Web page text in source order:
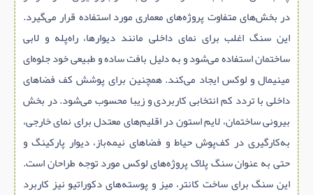
در بخش‌های متفاوت پروژه‌های معماری مورد استفاده قرار می‌گیرد.
این سنگ اغلب برای نمای داخلی مانند دیوارها، راه‌پله و لابی
ساختمان استفاده می‌شود و به دلیل بافت ساده و طبیعی خود جلوه‌ای
مینیمال و لوکس ایجاد می‌کند. همچنین برای پوشش کف فضاهای
داخلی با تردد کم انتخابی کاربردی و زیبا محسوب می‌شود. در بخش
بیرونی ساختمان، لایم‌ استون در اقلیم‌های معتدل برای نمای خارجی،
به‌کارگیری در کف‌پوش حیاط و فضاهای نیمه‌باز، دیوار پارکینگ و
حتی به عنوان سنگ پلاک پروژه‌های لوکس مورد توجه طراحان است.
این سنگ برای ساخت کانتر، میز و پوسته‌های دکوراتیو نیز کاربرد